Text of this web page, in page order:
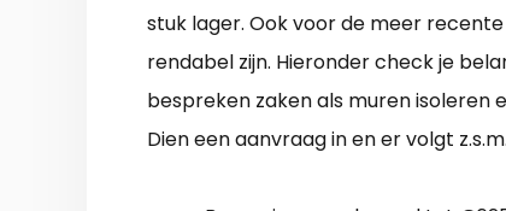
stuk lager. Ook voor de meer
rendabel zijn. Hieronder check je
bespreken zaken als muren isoleren
Dien een aanvraag in en er volgt